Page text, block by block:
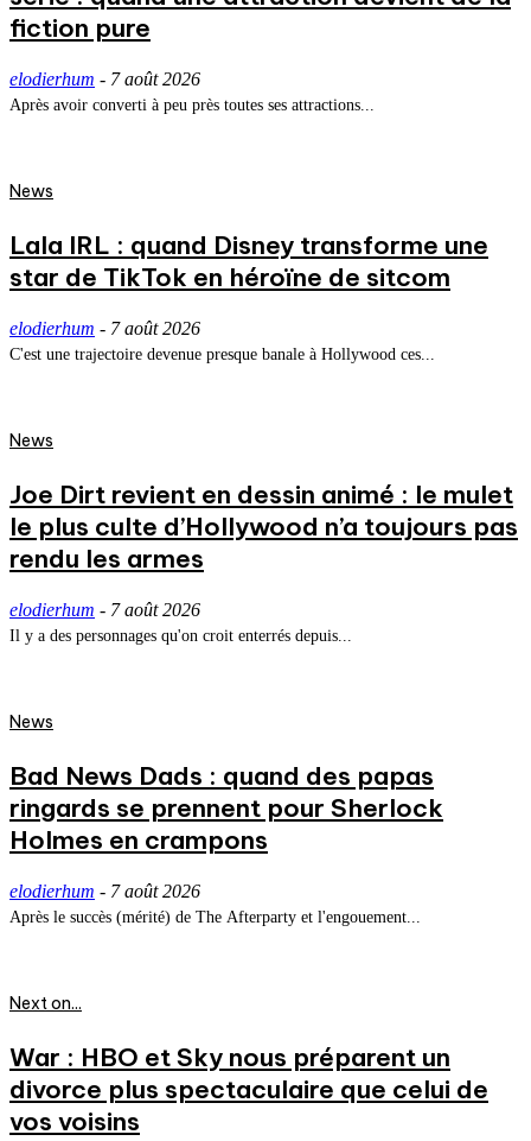
fiction pure
elodierhum - 7 août 2026
Après avoir converti à peu près toutes ses attractions...
News
Lala IRL : quand Disney transforme une
star de TikTok en héroïne de sitcom
elodierhum - 7 août 2026
C'est une trajectoire devenue presque banale à Hollywood ces...
News
Joe Dirt revient en dessin animé : le mulet
le plus culte d’Hollywood n’a toujours pas
rendu les armes
elodierhum - 7 août 2026
Il y a des personnages qu'on croit enterrés depuis...
News
Bad News Dads : quand des papas
ringards se prennent pour Sherlock
Holmes en crampons
elodierhum - 7 août 2026
Après le succès (mérité) de The Afterparty et l'engouement...
Next on...
War : HBO et Sky nous préparent un
divorce plus spectaculaire que celui de
vos voisins